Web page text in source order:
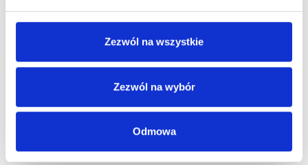
Zezwól na wszystkie
Zezwól na wybór
Odmowa